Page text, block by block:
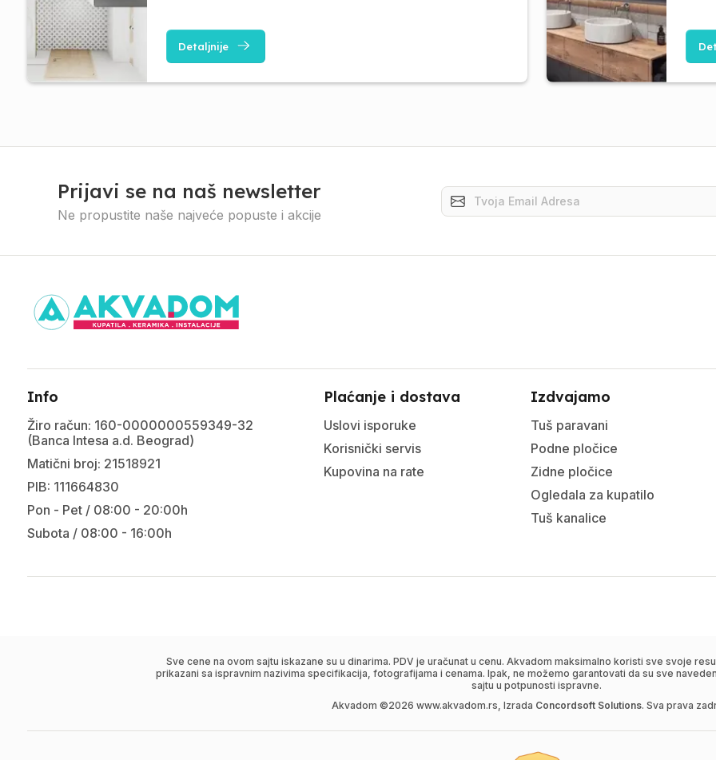
Detaljnije
Prijavi se na naš newsletter
Ne propustite naše najveće popuste i akcije
Info
Žiro račun: 160-0000000559349-32
(Banca Intesa a.d. Beograd)
Matični broj: 21518921
PIB: 111664830
Pon - Pet / 08:00 - 20:00h
Subota / 08:00 - 16:00h
Plaćanje i dostava
Uslovi isporuke
Korisnički servis
Kupovina na rate
Izdvajamo
Tuš paravani
Podne pločice
Zidne pločice
Ogledala za kupatilo
Tuš kanalice
Sve cene na ovom sajtu iskazane su u dinarima. PDV je uračunat u cenu. Akvadom maksimalno koristi sve svoje
prikazani sa ispravnim nazivima specifikacija, fotografijama i cenama. Ipak, ne možemo garantovati da su sve
sajtu u potpunosti ispravne.
Akvadom ©2026 www.akvadom.rs, Izrada Concordsoft Solutions. Sva prava